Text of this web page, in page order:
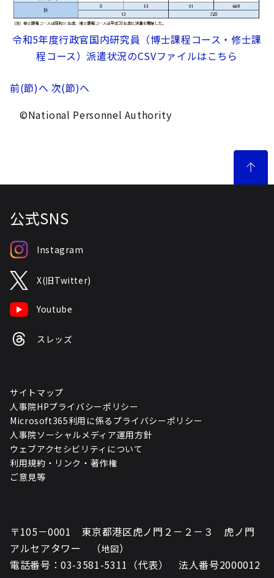
令和5年度行政官国内研究員（博士課程コース・修士課
程コース）派遣状況のCSVファイルはこちら
前(節)へ 次(節)へ
©National Personnel Authority
公式SNS
Instagram
X(旧Twitter)
Youtube
スレッズ
サイトマップ
人事院HPプライバシーポリシー
Microsoft365利用に係るプライバシーポリシー
人事院ソーシャルメディア運用方針
ウェブアクセシビリティについて
利用規約・リンク・著作権
ご意見等
〒105－0001 東京都港区虎ノ門２－２－３ 虎ノ門
アルセアタワー （地図）
電話番号：03-3581-5311（代表） 法人番号2000012